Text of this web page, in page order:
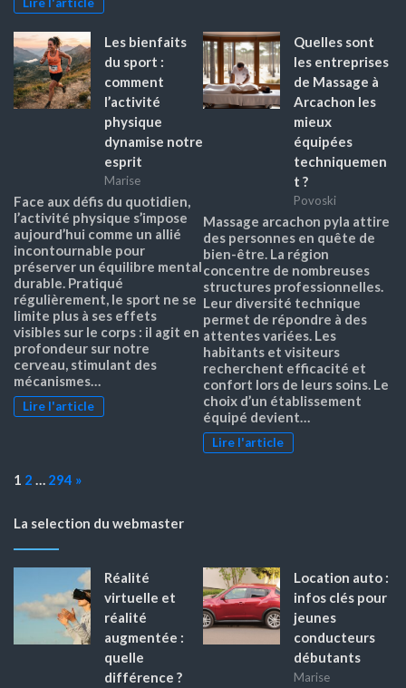
Les bienfaits
du sport :
comment
l’activité
physique
dynamise notre
esprit
Marise
Face aux défis du quotidien,
l’activité physique s’impose
aujourd’hui comme un allié
incontournable pour
préserver un équilibre mental
durable. Pratiqué
régulièrement, le sport ne se
limite plus à ses effets
visibles sur le corps : il agit en
profondeur sur notre
cerveau, stimulant des
mécanismes…
Lire l'article
Quelles sont
les entreprises
de Massage à
Arcachon les
mieux
équipées
techniquemen
t ?
Povoski
Massage arcachon pyla attire
des personnes en quête de
bien-être. La région
concentre de nombreuses
structures professionnelles.
Leur diversité technique
permet de répondre à des
attentes variées. Les
habitants et visiteurs
recherchent efficacité et
confort lors de leurs soins. Le
choix d’un établissement
équipé devient…
Lire l'article
Page:
1 2 … 294 Next
»
La selection du webmaster
Réalité
virtuelle et
réalité
augmentée :
quelle
différence ?
Location auto :
infos clés pour
jeunes
conducteurs
débutants
Marise